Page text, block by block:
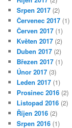
Srpen 2017 (2)
Červenec 2017 (1)
Červen 2017 (1)
Květen 2017 (2)
Duben 2017 (2)
Březen 2017 (1)
Únor 2017 (3)
Leden 2017 (1)
Prosinec 2016 (2)
Listopad 2016 (2)
Říjen 2016 (2)
Srpen 2016 (1)